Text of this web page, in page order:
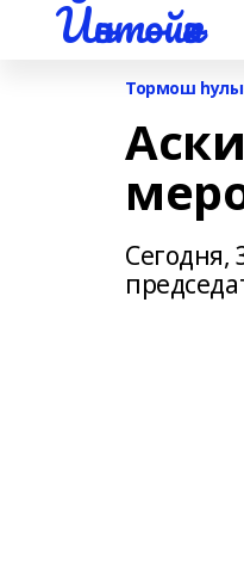
Йәнтөйәк
Тормош
Сегодня,